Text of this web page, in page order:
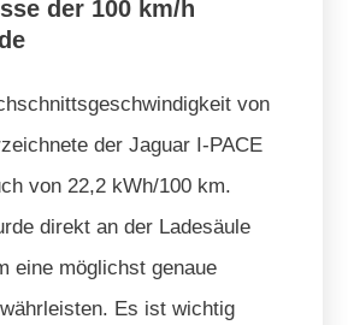
der 100 km/h
von
der Jaguar I-PACE
von 22,2 kWh/100 km.
direkt an der Ladesäule
eine möglichst genaue
Es ist wichtig